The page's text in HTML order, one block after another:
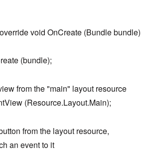
void OnCreate (Bundle bundle)
(bundle);
from the "main" layout resource
(Resource.Layout.Main);
from the layout resource,
an event to it